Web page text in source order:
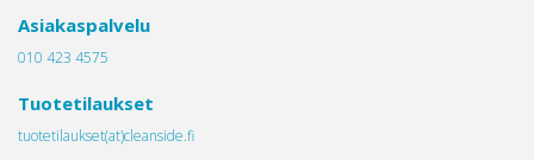
Asiakaspalvelu
010 423 4575
Tuotetilaukset
tuotetilaukset(at)cleanside.fi